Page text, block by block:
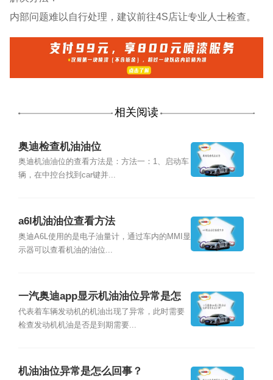
内部问题难以自行处理，建议前往4S店让专业人士检查。
相关阅读
奥迪检查机油油位
奥迪机油油位的查看方法是：方法一：1、启动车
辆，在中控台找到car键并...
a6l机油油位查看方法
奥迪A6L使用的是电子油量计，通过车内的MMI显
示器可以查看机油的油位...
一汽奥迪app显示机油油位异常是怎
么回事？
代表着车辆发动机的机油出现了异常，此时需要
检查发动机机油是否是到期需要...
机油油位异常是怎么回事？